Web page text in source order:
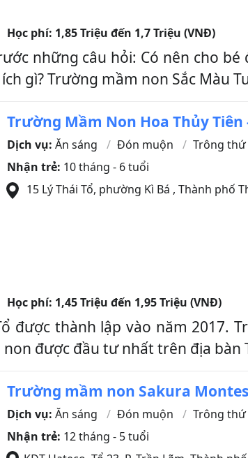
Học phí: 1,85 Triệu đến 1,7 Triệu (VNĐ)
những câu hỏi: Có nên cho
gì? Trường mầm non Sắc Màu
Trường Mầm Non Hoa Thủy Tiên
Dịch vụ: Ăn sáng Đón muộn
Trông thứ
Nhận trẻ: 10 tháng - 6 tuổi
15 Lý Thái Tổ, phường Kì Bá , Thành phố
Học phí: 1,45 Triệu đến 1,95 Triệu (VNĐ)
được thành lập vào năm
được đầu tư nhất trên địa bàn
Trường mầm non Sakura
Dịch vụ: Ăn sáng Đón muộn
Trông thứ
Nhận trẻ: 12 tháng - 5 tuổi